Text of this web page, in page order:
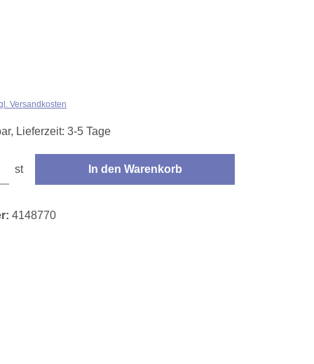
Versandkosten
Lieferzeit: 3-5 Tage
st In den Warenkorb
4148770